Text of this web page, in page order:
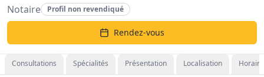
Notaire Profil non revendiqué
Rendez-vous
Consultations Spécialités Présentation Localisation